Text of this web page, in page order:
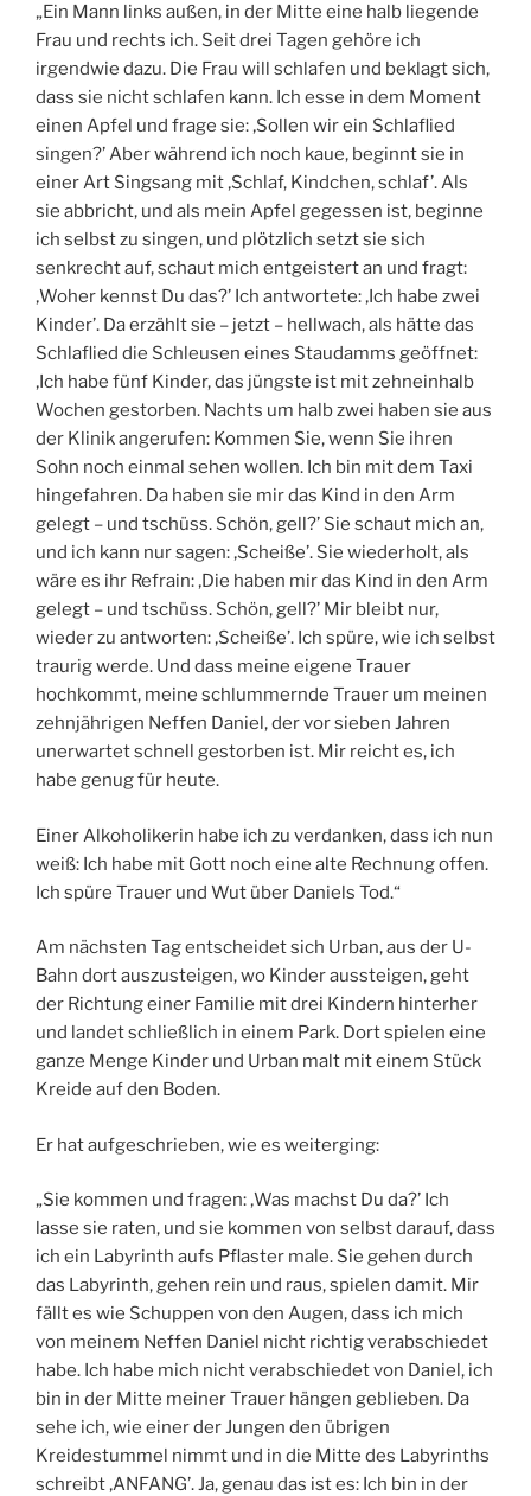
„Ein Mann links außen, in der Mitte eine halb liegende
Frau und rechts ich. Seit drei Tagen gehöre ich
irgendwie dazu. Die Frau will schlafen und beklagt sich,
dass sie nicht schlafen kann. Ich esse in dem Moment
einen Apfel und frage sie: ‚Sollen wir ein Schlaflied
singen?’ Aber während ich noch kaue, beginnt sie in
einer Art Singsang mit ‚Schlaf, Kindchen, schlaf’. Als
sie abbricht, und als mein Apfel gegessen ist, beginne
ich selbst zu singen, und plötzlich setzt sie sich
senkrecht auf, schaut mich entgeistert an und fragt:
‚Woher kennst Du das?’ Ich antwortete: ‚Ich habe zwei
Kinder’. Da erzählt sie – jetzt – hellwach, als hätte das
Schlaflied die Schleusen eines Staudamms geöffnet:
‚Ich habe fünf Kinder, das jüngste ist mit zehneinhalb
Wochen gestorben. Nachts um halb zwei haben sie aus
der Klinik angerufen: Kommen Sie, wenn Sie ihren
Sohn noch einmal sehen wollen. Ich bin mit dem Taxi
hingefahren. Da haben sie mir das Kind in den Arm
gelegt – und tschüss. Schön, gell?’ Sie schaut mich an,
und ich kann nur sagen: ‚Scheiße’. Sie wiederholt, als
wäre es ihr Refrain: ‚Die haben mir das Kind in den Arm
gelegt – und tschüss. Schön, gell?’ Mir bleibt nur,
wieder zu antworten: ‚Scheiße’. Ich spüre, wie ich selbst
traurig werde. Und dass meine eigene Trauer
hochkommt, meine schlummernde Trauer um meinen
zehnjährigen Neffen Daniel, der vor sieben Jahren
unerwartet schnell gestorben ist. Mir reicht es, ich
habe genug für heute.
Einer Alkoholikerin habe ich zu verdanken, dass ich nun
weiß: Ich habe mit Gott noch eine alte Rechnung offen.
Ich spüre Trauer und Wut über Daniels Tod.“
Am nächsten Tag entscheidet sich Urban, aus der U-
Bahn dort auszusteigen, wo Kinder aussteigen, geht
der Richtung einer Familie mit drei Kindern hinterher
und landet schließlich in einem Park. Dort spielen eine
ganze Menge Kinder und Urban malt mit einem Stück
Kreide auf den Boden.
Er hat aufgeschrieben, wie es weiterging:
„Sie kommen und fragen: ‚Was machst Du da?’ Ich
lasse sie raten, und sie kommen von selbst darauf, dass
ich ein Labyrinth aufs Pflaster male. Sie gehen durch
das Labyrinth, gehen rein und raus, spielen damit. Mir
fällt es wie Schuppen von den Augen, dass ich mich
von meinem Neffen Daniel nicht richtig verabschiedet
habe. Ich habe mich nicht verabschiedet von Daniel, ich
bin in der Mitte meiner Trauer hängen geblieben. Da
sehe ich, wie einer der Jungen den übrigen
Kreidestummel nimmt und in die Mitte des Labyrinths
schreibt ‚ANFANG’. Ja, genau das ist es: Ich bin in der